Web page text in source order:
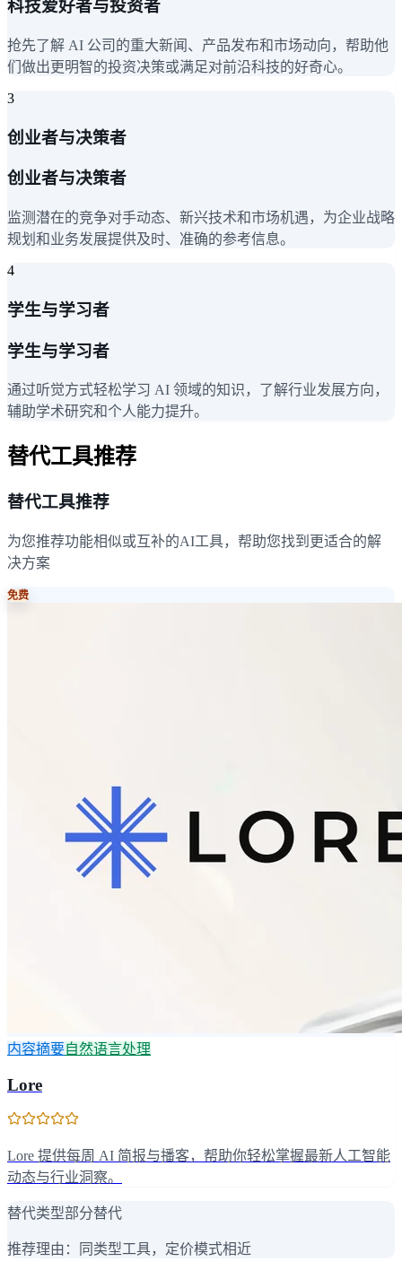
科技爱好者与投资者
抢先了解 AI 公司的重大新闻、产品发布和市场动向，帮助他
们做出更明智的投资决策或满足对前沿科技的好奇心。
3
创业者与决策者
创业者与决策者
监测潜在的竞争对手动态、新兴技术和市场机遇，为企业战略
规划和业务发展提供及时、准确的参考信息。
4
学生与学习者
学生与学习者
通过听觉方式轻松学习 AI 领域的知识，了解行业发展方向，
辅助学术研究和个人能力提升。
替代工具推荐
替代工具推荐
为您推荐功能相似或互补的AI工具，帮助您找到更适合的解
决方案
免费
内容摘要自然语言处理
Lore
Lore 提供每周 AI 简报与播客，帮助你轻松掌握最新人工智能
动态与行业洞察。
替代类型部分替代
推荐理由： 同类型工具，定价模式相近